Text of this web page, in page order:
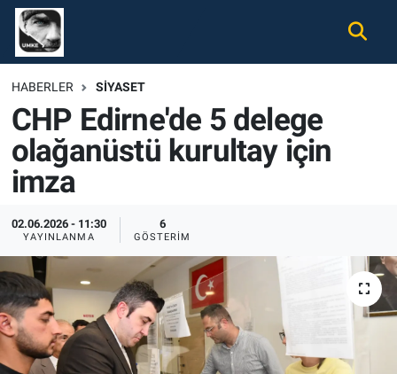
HABERLER SIYASET
CHP Edirne'de 5 delege
olağanüstü kurultay için
imza
02.06.2026 - 11:30
YAYINLANMA
6
GÖSTERIM
Gündem
Ekonomi
Spor
Tüm Haberler
İletişim
Künye
Nöbetçi Eczaneler
Hava Durumu
Namaz Vakitleri
Süper Lig Puan Durumu ve Fikstür
Tüm Manşetler
Son Dakika Haberleri